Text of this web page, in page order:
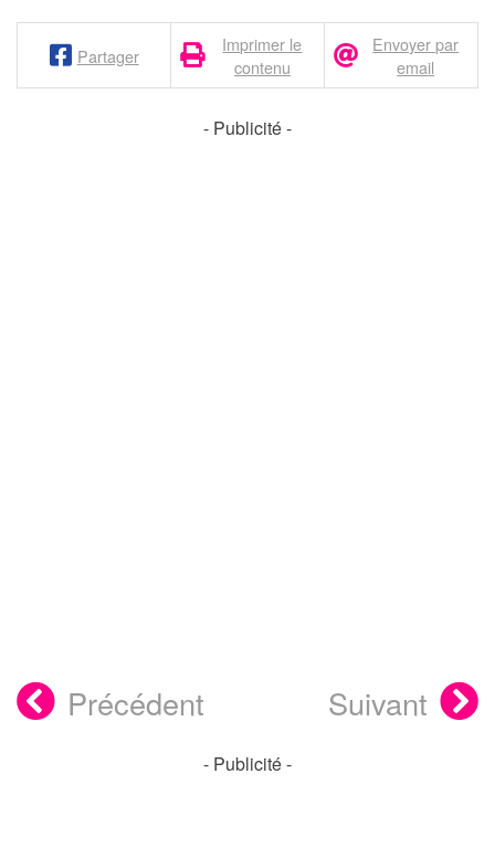
Partager
Imprimer le
contenu
Envoyer par
email
- Publicité -
Précédent Suivant
- Publicité -